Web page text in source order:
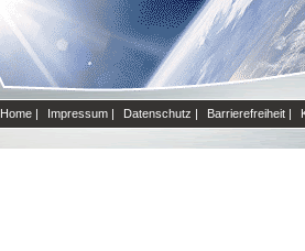
Home | Impressum | Datenschutz | Barrierefreiheit |